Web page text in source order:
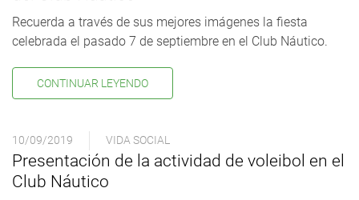
Recuerda a través de sus mejores imágenes la fiesta
celebrada el pasado 7 de septiembre en el Club Náutico.
CONTINUAR LEYENDO
10/09/2019 VIDA SOCIAL
Presentación de la actividad de voleibol en el
Club Náutico